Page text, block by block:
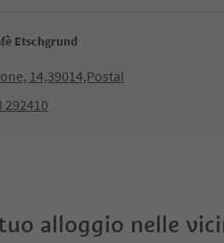
Etschgrund
14,39014,Postal
292410
alloggio nelle